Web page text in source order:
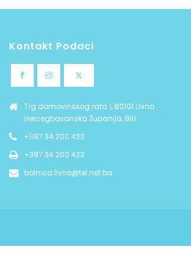
Kontakt Podaci
Trg domovinskog rata 1, 80101 Livno
Hercegbosanska Županija, BiH
+387 34 200 423
+387 34 200 423
bolnica.livno@tel.net.ba